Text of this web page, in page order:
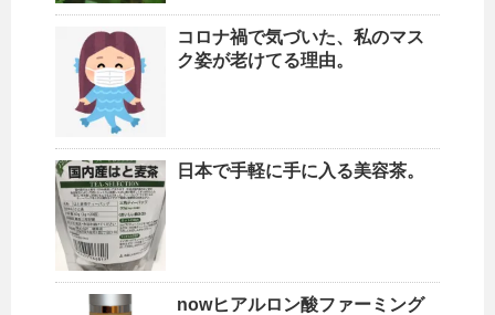
コロナ禍で気づいた、私のマス
ク姿が老けてる理由。
日本で手軽に手に入る美容茶。
nowヒアルロン酸ファーミング